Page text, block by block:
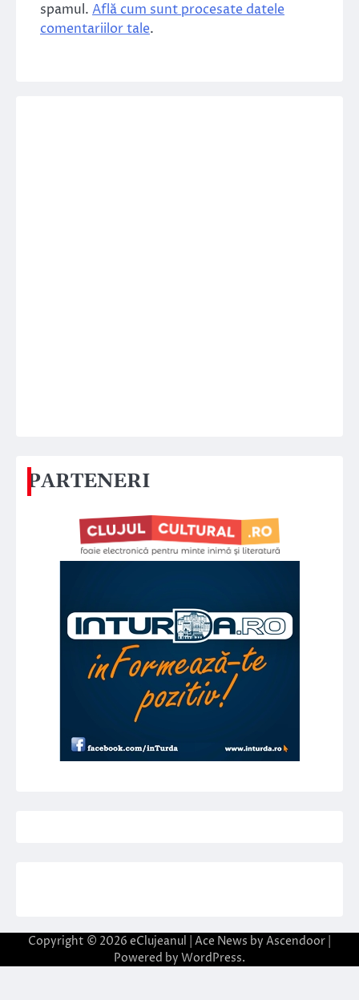
spamul. Află cum sunt procesate datele
comentariilor tale.
PARTENERI
Copyright © 2026 eClujeanul | Ace News by Ascendoor
Powered by WordPress.